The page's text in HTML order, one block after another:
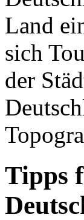
Land
sich
der
Tipps